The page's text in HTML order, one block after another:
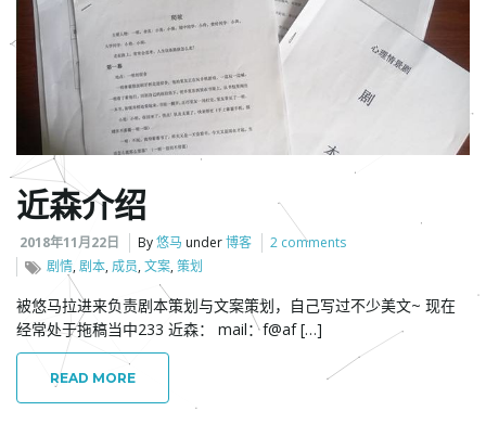
a
近森介绍
2018年11月22日 By悠马 under博客
2 comments
剧情,剧本,成员,文案,策划
被悠马拉进来负责剧本策划与文案策划，自己写过不少美文~ 现在
经常处于拖稿当中233 近森： mail：f@af […]
READ MORE